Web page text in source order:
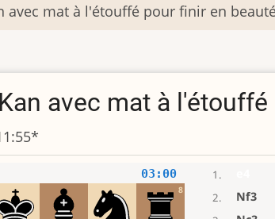
avec mat à l'étouffé pour finir en
avec mat à
*